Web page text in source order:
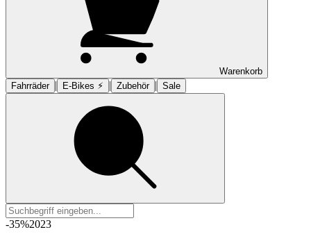
Warenkorb
Fahrräder | E-Bikes ⚡︎ | Zubehör | Sale
-35%2023